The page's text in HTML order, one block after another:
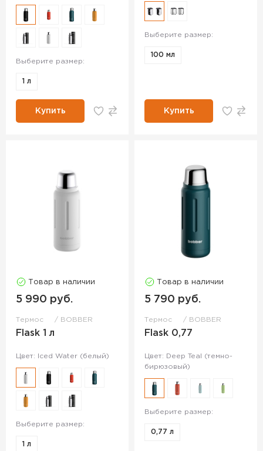
Выберите размер:
1 л
Купить
Выберите размер:
100 мл
Купить
Товар в наличии
5 990 руб.
Термос BOBBER
Flask 1 л
Цвет: Iced Water (белый)
Выберите размер:
1 л
Товар в наличии
5 790 руб.
Термос BOBBER
Flask 0,77
Цвет: Deep Teal (темно-
бирюзовый)
Выберите размер:
0,77 л